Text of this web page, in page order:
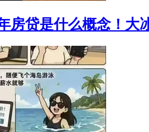
房贷是什么概念！大